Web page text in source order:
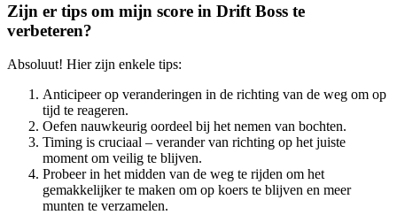
Zijn er tips om mijn score in Drift Boss te
verbeteren?
Absoluut! Hier zijn enkele tips:
Anticipeer op veranderingen in de richting van de weg om op
tijd te reageren.
Oefen nauwkeurig oordeel bij het nemen van bochten.
Timing is cruciaal – verander van richting op het juiste
moment om veilig te blijven.
Probeer in het midden van de weg te rijden om het
gemakkelijker te maken om op koers te blijven en meer
munten te verzamelen.